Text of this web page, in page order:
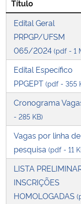
Secretaria-Geral
Secretaria de Governo
Gabinete de Segurança
Advocacia-Geral da União
Banco Central do Brasil
Planalto
Título
Edital Geral
PRPGP/UFSM
065/2024 (pdf - 1
Edital Específico
PPGEPT (pdf - 355
Cronograma
- 285 KB)
Vagas por linha de
pesquisa (pdf - 11
LISTA
INSCRIÇÕES
HOMOLOGADAS